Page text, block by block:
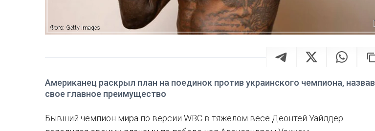
Фото: Getty Images
Американец раскрыл план на поединок против украинского чемпиона, назвав
свое главное преимущество
Бывший чемпион мира по версии WBC в тяжелом весе Деонтей Уайлдер